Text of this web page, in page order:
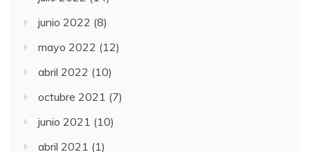
junio 2022 (8)
mayo 2022 (12)
abril 2022 (10)
octubre 2021 (7)
junio 2021 (10)
abril 2021 (1)